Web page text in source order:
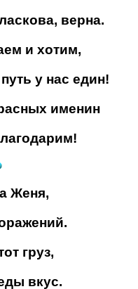
верна.
и хотим,
у нас един!
именин
Женя,
груз,
вкус.